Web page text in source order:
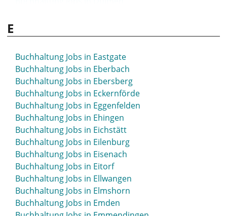
Buchhaltung Jobs in Bretten
Buchhaltung Jobs in Brilon
Buchhaltung Jobs in Bruchsal
Buchhaltung Jobs in Brühl
Buchhaltung Jobs in Buchloe
Buchhaltung Jobs in Bückeburg
Buchhaltung Jobs in Büdingen
Buchhaltung Jobs in Bühl
Buchhaltung Jobs in Bünde
Buchhaltung Jobs in Burgdorf
Buchhaltung Jobs in Burghausen
Buchhaltung Jobs in Burscheid
Buchhaltung Jobs in Butzbach
Buchhaltung Jobs in Buxtehude
E
Buchhaltung Jobs in Eastgate
Buchhaltung Jobs in Eberbach
Buchhaltung Jobs in Ebersberg
Buchhaltung Jobs in Eckernförde
Buchhaltung Jobs in Eggenfelden
Buchhaltung Jobs in Ehingen
Buchhaltung Jobs in Eichstätt
Buchhaltung Jobs in Eilenburg
Buchhaltung Jobs in Eisenach
Buchhaltung Jobs in Eitorf
Buchhaltung Jobs in Ellwangen
Buchhaltung Jobs in Elmshorn
Buchhaltung Jobs in Emden